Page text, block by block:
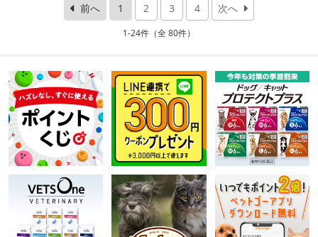
前へ 1 2 3 4 次へ
1-24件（全 80件）